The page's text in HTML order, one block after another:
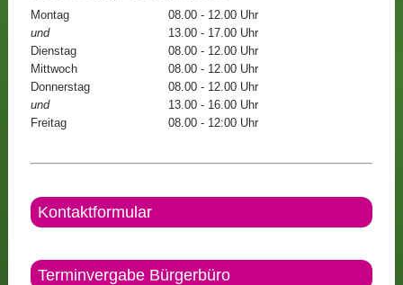
Montag
08.00 - 12.00 Uhr
und
13.00 - 17.00 Uhr
Dienstag
08.00 - 12.00 Uhr
Mittwoch
08.00 - 12.00 Uhr
Donnerstag
08.00 - 12.00 Uhr
und
13.00 - 16.00 Uhr
Freitag
08.00 - 12:00 Uhr
Kontaktformular
Terminvergabe Bürgerbüro